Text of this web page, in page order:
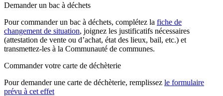
Demander un bac à déchets
Pour commander un bac à déchets, complétez la fiche de
changement de situation, joignez les justificatifs nécessaires
(attestation de vente ou d’achat, état des lieux, bail, etc.) et
transmettez-les à la Communauté de communes.
Commander votre carte de déchèterie
Pour demander une carte de déchèterie, remplissez le formulaire
prévu à cet effet